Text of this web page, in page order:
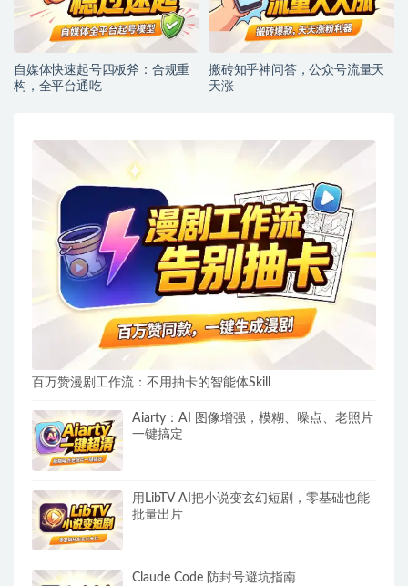
自媒体快速起号四板斧：合规重
构，全平台通吃
搬砖知乎神问答，公众号流量天
天涨
百万赞漫剧工作流：不用抽卡的智能体Skill
Aiarty：AI 图像增强，模糊、噪点、老照片
一键搞定
用LibTV AI把小说变玄幻短剧，零基础也能
批量出片
Claude Code 防封号避坑指南